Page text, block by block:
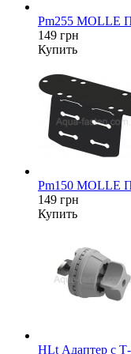
Pm255 MOLLE
149 грн
Купить
Pm150 MOLLE
149 грн
Купить
HLt Адаптер c